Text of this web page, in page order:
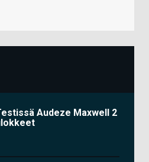
Audeze Maxwell 2